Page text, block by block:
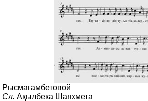
Рысмағамбетовой
Сл. Ақылбека Шаяхмета